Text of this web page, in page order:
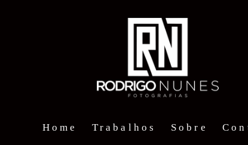
Home Trabalhos Sobre